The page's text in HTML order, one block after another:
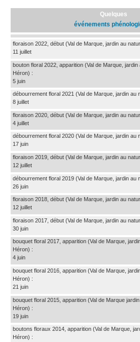
Quelques
événements
floraison 2022, début (Val de Marque, jardin au
11 juillet
bouton floral 2022, apparition (Val de Marque,
Héron) :
5 juin
débourrement floral 2021 (Val de Marque, jardin au
8 juillet
floraison 2020, début (Val de Marque, jardin au
4 juillet
débourrement floral 2020 (Val de Marque, jardin au
17 juin
floraison 2019, début (Val de Marque, jardin au
12 juillet
débourrement floral 2019 (Val de Marque, jardin au
26 juin
floraison 2018, début (Val de Marque, jardin au
12 juillet
floraison 2017, début (Val de Marque, jardin au
30 juin
bouquet floral 2017, apparition (Val de Marque,
Héron) :
4 juin
bouquet floral 2016, apparition (Val de Marque,
Héron) :
21 juin
bouquet floral 2015, apparition (Val de Marque
Héron) :
19 juin
boutons floraux 2014, apparition (Val de Marque,
Héron) :